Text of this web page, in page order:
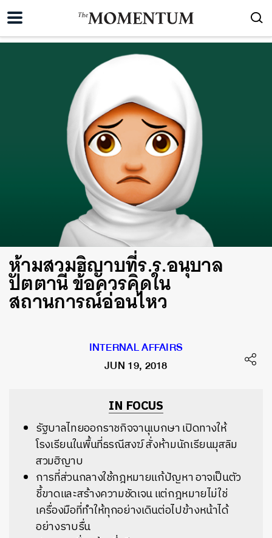
ห้ามสวมฮิญาบที่ร.ร.อนุบาล
ปัตตานี ข้อควรคิดใน
สถานการณ์อ่อนไหว
INTERNAL AFFAIRS
JUN 19, 2018
IN FOCUS
รัฐบาลไทยออกราชกิจจานุเบกษา เปิดทางให้
โรงเรียนในพื้นที่ธรณีสงฆ์ สั่งห้ามนักเรียนมุสลิม
สวมฮิญาบ
การที่ส่วนกลางใช้กฎหมายแก้ปัญหา อาจเป็นตัว
ชี้ขาดและสร้างความชัดเจน แต่กฎหมายไม่ใช่
เครื่องมือที่ทำให้ทุกอย่างเดินต่อไปข้างหน้าได้
อย่างราบรื่น